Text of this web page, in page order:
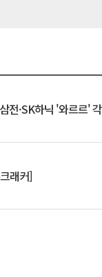
·SK하닉 '와르르'
래커]